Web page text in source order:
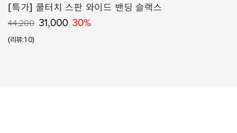
[특가] 쿨터치 스판 와이드 밴딩 슬랙스
44,200 31,000 30%
(리뷰:10)